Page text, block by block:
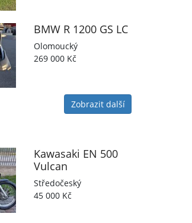
BMW R 1200 GS LC
Olomoucký
269 000 Kč
Zobrazit další
Kawasaki EN 500
Vulcan
Středočeský
45 000 Kč